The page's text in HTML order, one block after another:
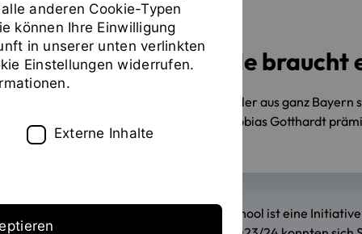
H2@SCHOOL
„Die Energiewende braucht
Schülerinnen und Schüler aus ganz
Wasserstoff vor. Staatssekretär Tobias Gotthardt
Der Wasserstoff-Wettbewerb H2@School ist eine
anderen Cookie-Typen
können Ihre Einwilligung
in unserer unten verlinkten
Einstellungen widerrufen.
Externe Inhalte